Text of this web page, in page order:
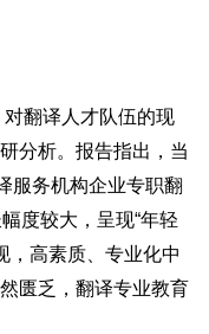
对翻译人才队伍的现
分析。报告指出，当
服务机构企业专职翻
度较大，呈现“年轻
，高素质、专业化中
匮乏，翻译专业教育